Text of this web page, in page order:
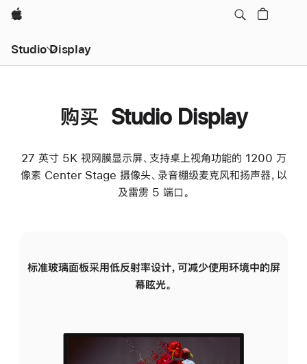
Apple
Studio Display
购买 Studio Display
27 英寸 5K 视网膜显示屏、支持桌上视角功能的 1200 万
像素 Center Stage 摄像头、录音棚级麦克风和扬声器，以
及雷雳 5 端口。
标准玻璃面板采用低反射率设计，可减少使用环境中的屏
幕眩光。